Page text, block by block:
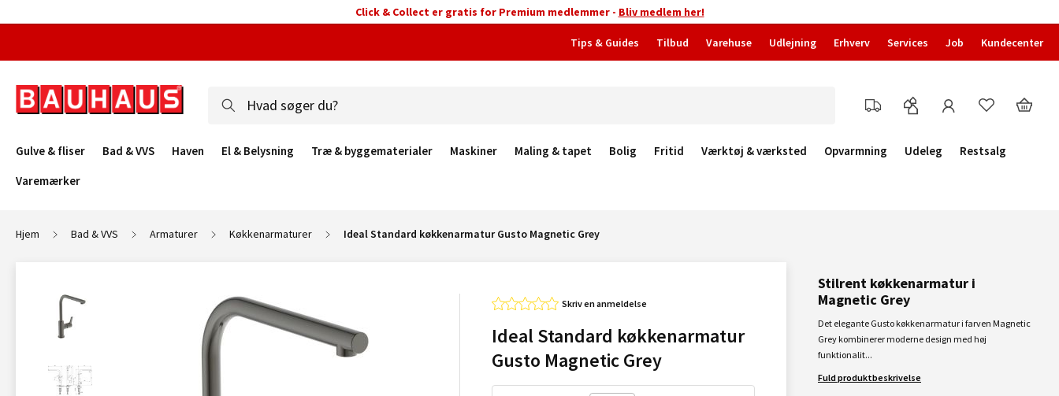
Click & Collect er gratis for Premium medlemmer - Bliv medlem her!
Tips & Guides Tilbud Varehuse Udlejning Erhverv Services Job Kundecenter
Gulve & fliser Bad & VVS Haven El & Belysning Træ & byggematerialer Maskiner Maling & tapet Bolig Fritid Værktøj & værksted Opvarmning Udeleg
Restsalg
Varemærker
Hjem Bad & VVS Armaturer Køkkenarmaturer Ideal Standard køkkenarmatur Gusto Magnetic Grey
Skriv en anmeldelse
Ideal Standard køkkenarmatur
Gusto Magnetic Grey
Stilrent køkkenarmatur i
Magnetic Grey
Det elegante Gusto køkkenarmatur i farven Magnetic
Grey kombinerer moderne design med høj
funktionalit...
Fuld produktbeskrivelse